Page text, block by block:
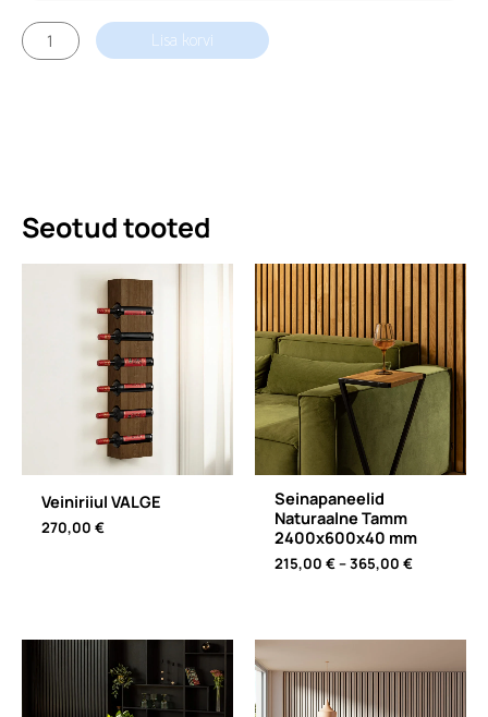
Seinapaneel
Tume
Lisa korvi
Seotud tooted
Veiniriiul VALGE
270,00 €
Seinapaneelid
Naturaalne Tamm
2400x600x40 mm
215,00 €–365,00 €Price
365,00 €